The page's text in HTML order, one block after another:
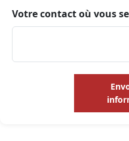
Votre contact où vous